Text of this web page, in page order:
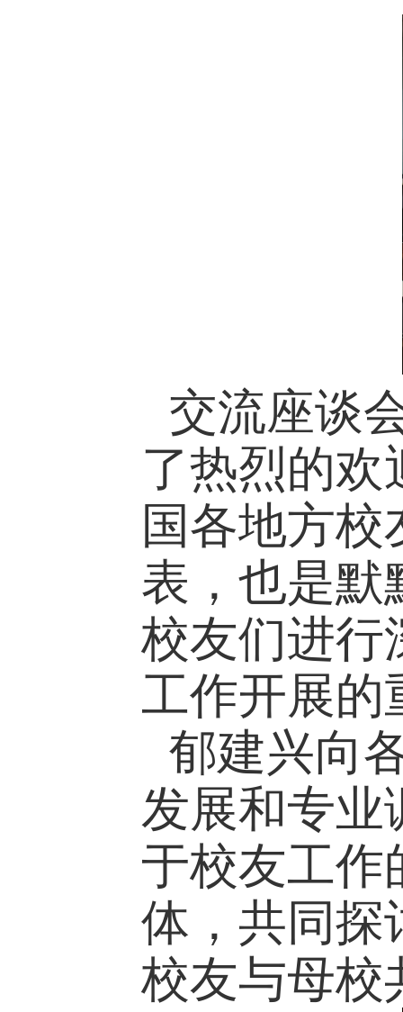
交流座谈
了热烈的欢
国各地方
表，也是默
校友们进行
工作开展的
郁建兴向
发展和专业
于校友工作
体，共同探
校友与母校